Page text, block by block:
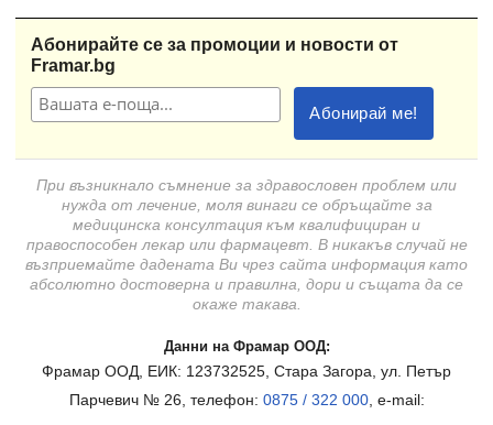
Абонирайте се за промоции и новости от
Framar.bg
При възникнало съмнение за здравословен проблем или
нужда от лечение, моля винаги се обръщайте за
медицинска консултация към квалифициран и
правоспособен лекар или фармацевт. В никакъв случай не
възприемайте дадената Ви чрез сайта информация като
абсолютно достоверна и правилна, дори и същата да се
окаже такава.
Данни на Фрамар ООД:
Фрамар ООД, ЕИК: 123732525, Стара Загора, ул. Петър
Парчевич № 26, телефон: 0875 / 322 000, e-mail: